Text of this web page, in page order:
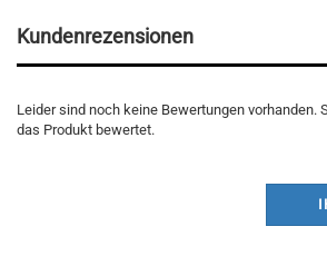
Kundenrezensionen
Leider sind noch keine Bewertungen vorhanden.
das Produkt bewertet.